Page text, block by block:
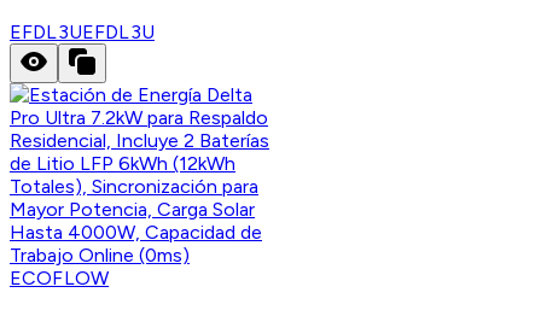
EFDL3UEFDL3U
ECOFLOW